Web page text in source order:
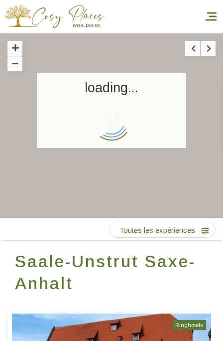
Accueil
Réserver un séjour
World’s Best Hotels
FR
loading...
Saale-Unstrut Saxe-
Anhalt
Toutes les expériences
Ringhotels